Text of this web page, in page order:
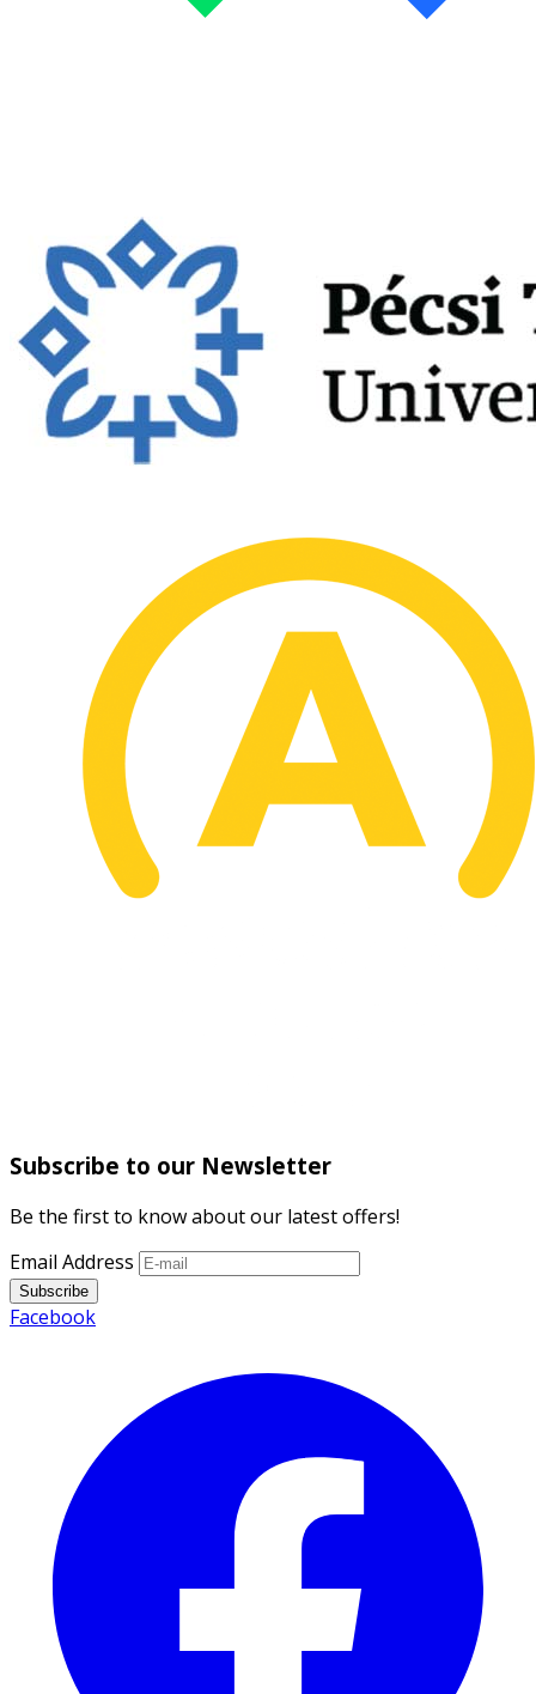
Subscribe to our Newsletter
Be the first to know about our latest offers!
Email Address
Subscribe
Facebook